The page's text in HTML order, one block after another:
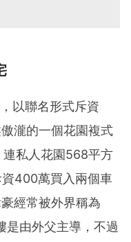
以聯名形式斥資
瀧的一個花園複式
私人花園568平方
400萬買入兩個車
經常被外界稱為
是由外父主導，不過